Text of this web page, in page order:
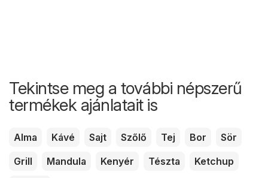
Tekintse meg a további népszerű
termékek ajánlatait is
Alma Kávé Sajt Szőlő Tej Bor
Sör
Grill
Mandula Kenyér Tészta
Ketchup